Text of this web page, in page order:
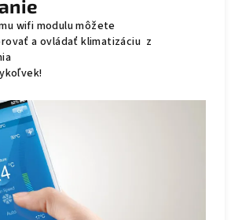
wifi modulu môžete
a ovládať klimatizáciu z